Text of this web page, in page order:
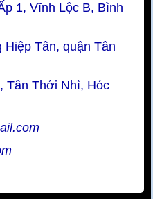
1, Vĩnh Lộc B, Bình
Tân, quận Tân
Tân Thới Nhì, Hóc